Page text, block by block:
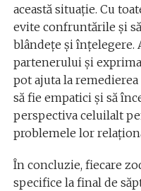
această situație. Cu
evite confruntările și
blândețe și înțelegere.
partenerului și
pot ajuta la
să fie empatici și să
perspectiva celuilalt
problemele lor
În concluzie, fiecare
specifice la final de